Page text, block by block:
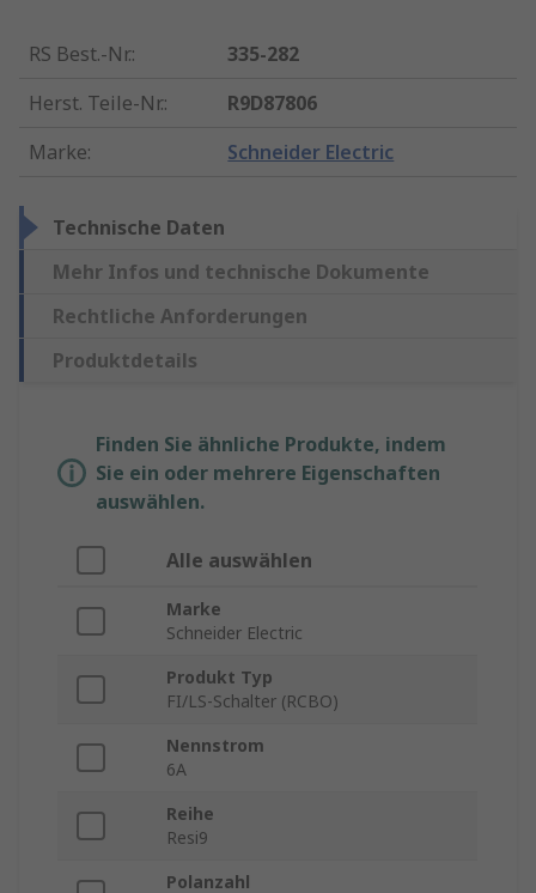
RS Best.-Nr.:
335-282
Herst. Teile-Nr.:
R9D87806
Marke: Schneider Electric
Technische Daten
Mehr Infos und technische Dokumente
Rechtliche Anforderungen
Produktdetails
Finden Sie ähnliche Produkte, indem
Sie ein oder mehrere Eigenschaften
auswählen.
Alle auswählen
Marke
Schneider Electric
Produkt Typ
FI/LS-Schalter (RCBO)
Nennstrom
6A
Reihe
Resi9
Polanzahl